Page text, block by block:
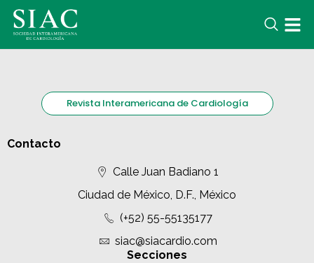
Revista Interamericana de Cardiología
Contacto
Calle Juan Badiano 1
Ciudad de México, D.F., México
(+52) 55-55135177
siac@siacardio.com
Secciones